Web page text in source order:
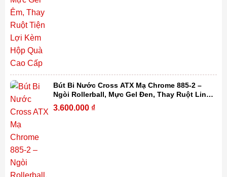
Bút Bi Nước Cross ATX Mạ Chrome 885-2 –
Ngòi Rollerball, Mực Gel Đen, Thay Ruột Linh
Hoạt Kèm Hộp Quà Cao Cấp
3.600.000 ₫